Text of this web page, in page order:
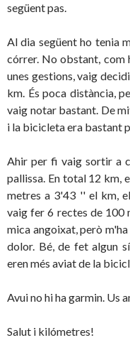
següent pas.
Al dia següent ho tenia
córrer. No obstant, com
unes gestions, vaig
km. És poca distància,
vaig notar bastant. De
i la bicicleta era bastant
Ahir per fi vaig sortir a
pallissa. En total 12 km,
metres a 3'43 '' el km,
vaig fer 6 rectes de 100
mica angoixat, però
dolor. Bé, de fet algun
eren més aviat de la
Avui no hi ha garmin. Us
Salut i kilómetres!